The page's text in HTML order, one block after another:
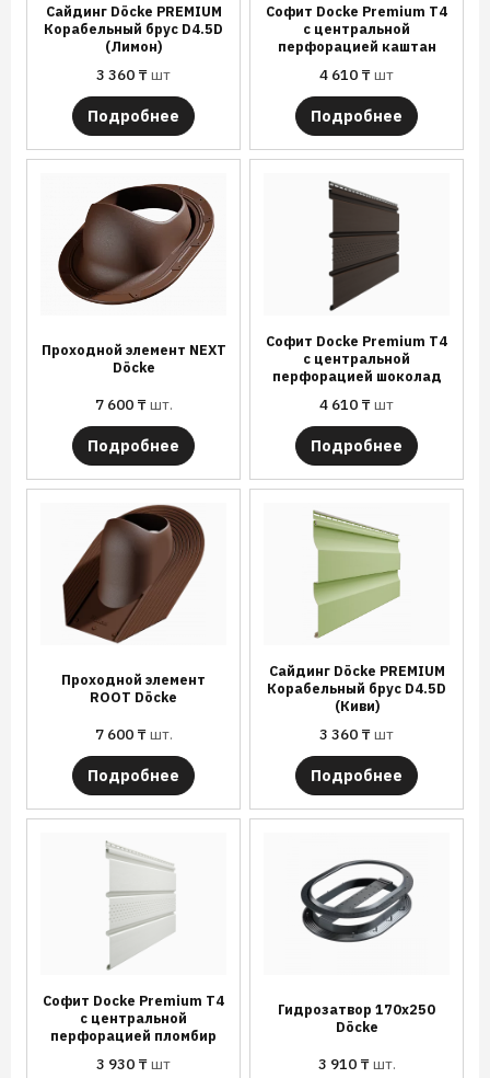
Сайдинг Döcke PREMIUM
Корабельный брус D4.5D
(Лимон)
3 360 ₸шт
Подробнее
Софит Docke Premium T4
с центральной
перфорацией каштан
4 610 ₸шт
Подробнее
Проходной элемент NEXT
Döcke
7 600 ₸шт.
Подробнее
Софит Docke Premium T4
с центральной
перфорацией шоколад
4 610 ₸шт
Подробнее
Проходной элемент
ROOT Döcke
7 600 ₸шт.
Подробнее
Сайдинг Döcke PREMIUM
Корабельный брус D4.5D
(Киви)
3 360 ₸шт
Подробнее
Софит Docke Premium T4
с центральной
перфорацией пломбир
3 930 ₸шт
Гидрозатвор 170х250
Döcke
3 910 ₸шт.